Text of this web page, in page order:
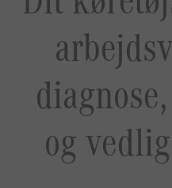
og